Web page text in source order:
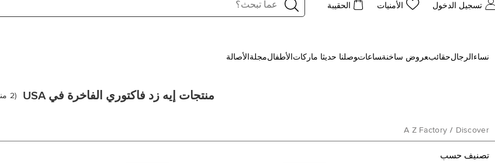
تسجيل الدخول الأمنيات الحقيبة
نساء الرجالحقائب‍عروض ساخنة‍ساعات‍وصلنا حديثا ‍ ماركات الأطفالمجلة الأصالة
منتجات إيه زد فاكتوري الفاخرة في USA (
2
Discover
/
A Z Factory
تصنيف حسب